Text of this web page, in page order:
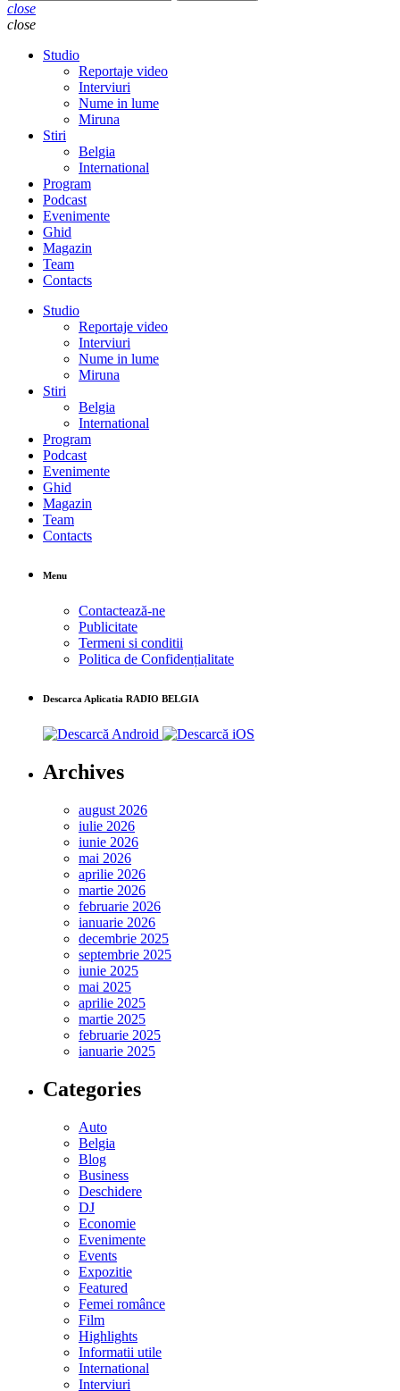
close
close
Studio
Reportaje video
Interviuri
Nume in lume
Miruna
Stiri
Belgia
International
Program
Podcast
Evenimente
Ghid
Magazin
Team
Contacts
Studio
Reportaje video
Interviuri
Nume in lume
Miruna
Stiri
Belgia
International
Program
Podcast
Evenimente
Ghid
Magazin
Team
Contacts
Menu
Contactează-ne
Publicitate
Termeni si conditii
Politica de Confidențialitate
Descarca Aplicatia RADIO BELGIA
Archives
august 2026
iulie 2026
iunie 2026
mai 2026
aprilie 2026
martie 2026
februarie 2026
ianuarie 2026
decembrie 2025
septembrie 2025
iunie 2025
mai 2025
aprilie 2025
martie 2025
februarie 2025
ianuarie 2025
Categories
Auto
Belgia
Blog
Business
Deschidere
DJ
Economie
Evenimente
Events
Expozitie
Featured
Femei românce
Film
Highlights
Informatii utile
International
Interviuri